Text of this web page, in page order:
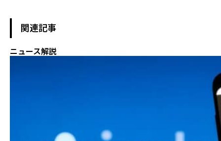
関連記事
ニュース解説